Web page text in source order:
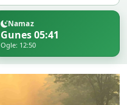
Namaz
Gunes 05:41
Ogle: 12:50